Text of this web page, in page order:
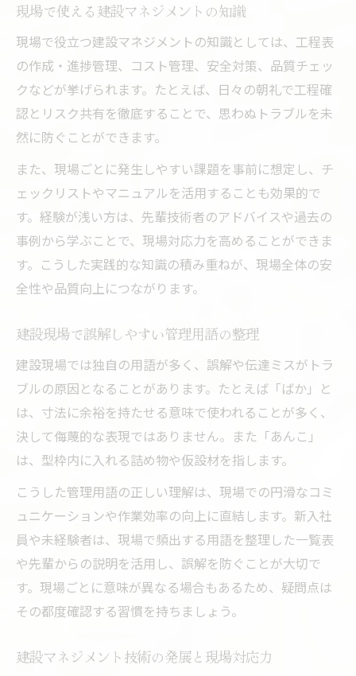
現場で使える建設マネジメントの知識
現場で役立つ建設マネジメントの知識としては、工程表
の作成・進捗管理、コスト管理、安全対策、品質チェッ
クなどが挙げられます。たとえば、日々の朝礼で工程確
認とリスク共有を徹底することで、思わぬトラブルを未
然に防ぐことができます。
また、現場ごとに発生しやすい課題を事前に想定し、チ
ェックリストやマニュアルを活用することも効果的で
す。経験が浅い方は、先輩技術者のアドバイスや過去の
事例から学ぶことで、現場対応力を高めることができま
す。こうした実践的な知識の積み重ねが、現場全体の安
全性や品質向上につながります。
建設現場で誤解しやすい管理用語の整理
建設現場では独自の用語が多く、誤解や伝達ミスがトラ
ブルの原因となることがあります。たとえば「ばか」と
は、寸法に余裕を持たせる意味で使われることが多く、
決して侮蔑的な表現ではありません。また「あんこ」
は、型枠内に入れる詰め物や仮設材を指します。
こうした管理用語の正しい理解は、現場での円滑なコミ
ュニケーションや作業効率の向上に直結します。新入社
員や未経験者は、現場で頻出する用語を整理した一覧表
や先輩からの説明を活用し、誤解を防ぐことが大切で
す。現場ごとに意味が異なる場合もあるため、疑問点は
その都度確認する習慣を持ちましょう。
建設マネジメント技術の発展と現場対応力